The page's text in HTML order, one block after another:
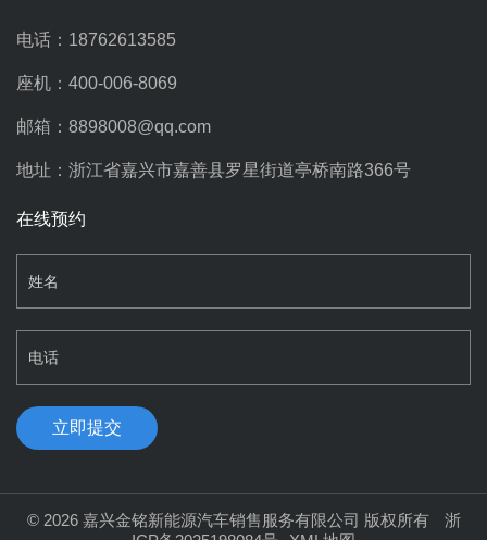
电话：18762613585
座机：400-006-8069
邮箱：8898008@qq.com
地址：浙江省嘉兴市嘉善县罗星街道亭桥南路366号
在线预约
© 2026 嘉兴金铭新能源汽车销售服务有限公司 版权所有
浙